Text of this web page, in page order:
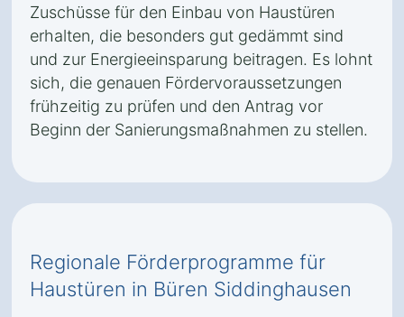
Zuschüsse für den Einbau von Haustüren
erhalten, die besonders gut gedämmt sind
und zur Energieeinsparung beitragen. Es lohnt
sich, die genauen Fördervoraussetzungen
frühzeitig zu prüfen und den Antrag vor
Beginn der Sanierungsmaßnahmen zu stellen.
Regionale Förderprogramme für
Haustüren in Büren Siddinghausen